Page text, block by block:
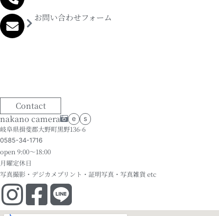
お問い合わせフォーム
Contact
nakano camera
e s
岐阜県揖斐郡大野町黒野136-6
0585-34-1716
open 9:00～18:00
月曜定休日
写真撮影・デジカメプリント・証明写真・写真雑貨 etc